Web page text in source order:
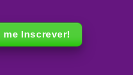
me Inscrever!